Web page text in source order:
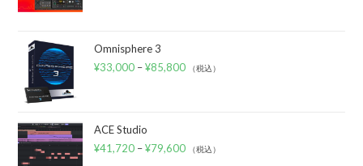
Omnisphere 3
¥33,000 –¥85,800 （税込）
ACE Studio
¥41,720 –¥79,600 （税込）